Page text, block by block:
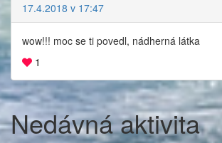
17.4.2018 v 17:47
wow!!! moc se ti povedl, nádherná látka
1
Nedávná aktivita